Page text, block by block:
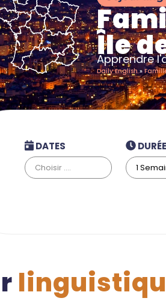
Île
Apprendre
Daily English»
DATES DURÉE